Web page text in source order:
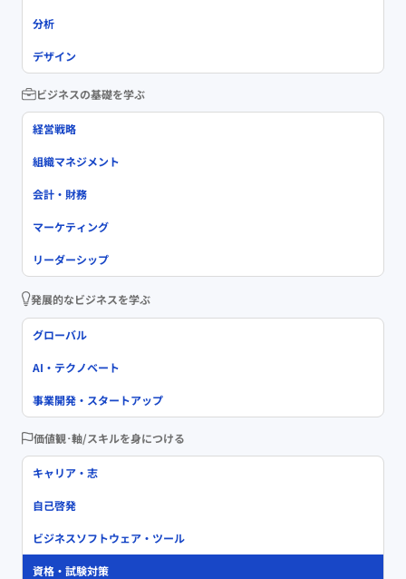
分析
デザイン
ビジネスの基礎を学ぶ
経営戦略
組織マネジメント
会計・財務
マーケティング
リーダーシップ
発展的なビジネスを学ぶ
グローバル
AI・テクノベート
事業開発・スタートアップ
価値観･軸/スキルを身につける
キャリア・志
自己啓発
ビジネスソフトウェア・ツール
資格・試験対策